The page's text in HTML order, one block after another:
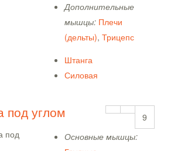
Дополнительные
мышцы: Плечи
(дельты),Трицепс
Штанга
Силовая
9
углом
Основные мышцы: